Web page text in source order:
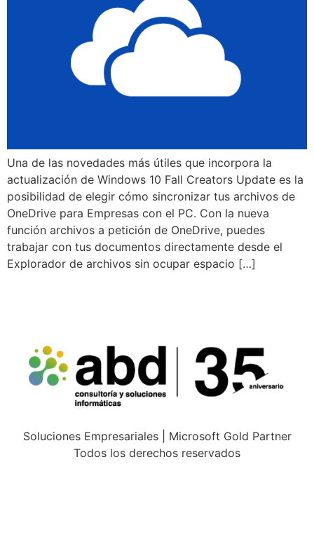
Una de las novedades más útiles que incorpora la
actualización de Windows 10 Fall Creators Update es la
posibilidad de elegir cómo sincronizar tus archivos de
OneDrive para Empresas con el PC. Con la nueva
función archivos a petición de OneDrive, puedes
trabajar con tus documentos directamente desde el
Explorador de archivos sin ocupar espacio […]
Soluciones Empresariales | Microsoft Gold Partner
Todos los derechos reservados